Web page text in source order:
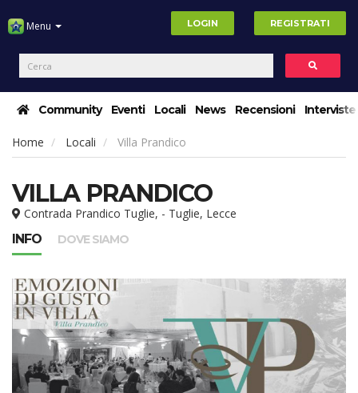
Menu LOGIN REGISTRATI
Community Eventi Locali News Recensioni Interviste
Home Locali Villa Prandico
VILLA PRANDICO
Contrada Prandico Tuglie, - Tuglie, Lecce
INFO
DOVE SIAMO